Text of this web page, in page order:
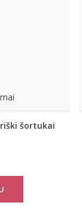
šortukai